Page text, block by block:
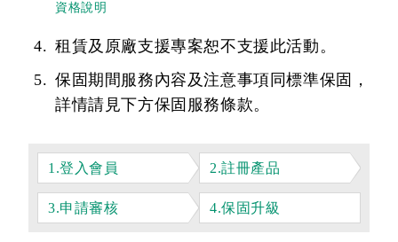
資格說明
租賃及原廠支援專案恕不支援此活動。
保固期間服務內容及注意事項同標準保固，
詳情請見下方保固服務條款。
1.登入會員 2.註冊產品
3.申請審核 4.保固升級